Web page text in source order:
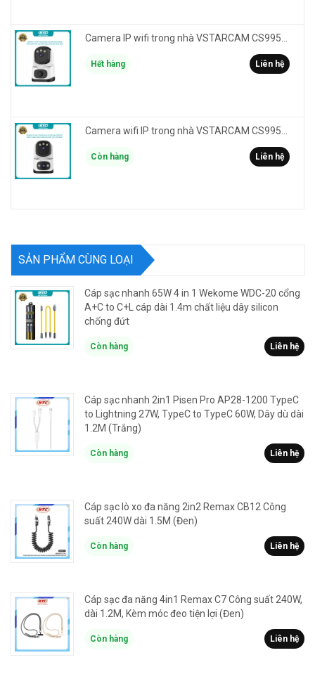
Camera IP wifi trong nhà VSTARCAM CS995M phân giải 2MP HD led trợ sáng - cảnh báo khói, gas, cháy
Hết hàng Liên hệ
Còn hàng Liên hệ
SẢN PHẨM CÙNG LOẠI
Cáp sạc nhanh 65W 4 in 1 Wekome WDC-20 cổng
A+C to C+L cáp dài 1.4m chất liệu dây silicon
chống đứt
Còn hàng Liên hệ
Cáp sạc nhanh 2in1 Pisen Pro AP28-1200 TypeC
to Lightning 27W, TypeC to TypeC 60W, Dây dù dài
1.2M (Trắng)
Còn hàng Liên hệ
Cáp sạc lò xo đa năng 2in2 Remax CB12 Công
suất 240W dài 1.5M (Đen)
Còn hàng Liên hệ
Cáp sạc đa năng 4in1 Remax C7 Công suất 240W,
dài 1.2M, Kèm móc đeo tiện lợi (Đen)
Còn hàng Liên hệ